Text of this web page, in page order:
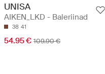
UNISA
AIKEN_LKD - Baleriinad
38 41
54.95 € 109.90 €